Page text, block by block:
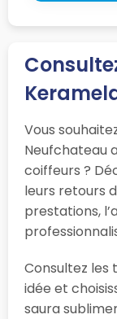
Vous
Neufchateau
coiffeurs ?
leurs retours
prestations,
Consultez les
idée et
saura